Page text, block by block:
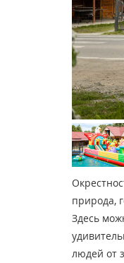
природа,
Здесь
людей от